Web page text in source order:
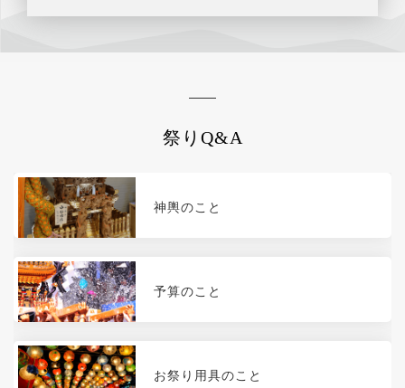
祭りQ&A
神輿のこと
予算のこと
お祭り用具のこと